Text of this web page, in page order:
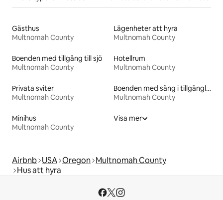
Gästhus
Multnomah County
Lägenheter att hyra
Multnomah County
Boenden med tillgång till sjö
Multnomah County
Hotellrum
Multnomah County
Privata sviter
Multnomah County
Boenden med säng i tillgänglighetsanpassad höjd
Multnomah County
Minihus
Multnomah County
Visa mer
Airbnb USA Oregon Multnomah County
Hus att hyra